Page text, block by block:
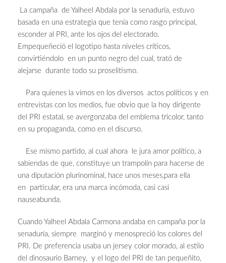
La campaña de Yalheel Abdala por la senaduría, estuvo
basada en una estrategia que tenía como rasgo principal,
esconder al PRI, ante los ojos del electorado.
Empequeñeció el logotipo hasta niveles críticos,
convirtiéndolo en un punto negro del cual, trató de
alejarse durante todo su proselitismo.
Para quienes la vimos en los diversos actos políticos y en
entrevistas con los medios, fue obvio que la hoy dirigente
del PRI estatal, se avergonzaba del emblema tricolor, tanto
en su propaganda, como en el discurso.
Ese mismo partido, al cual ahora le jura amor político, a
sabiendas de que, constituye un trampolín para hacerse de
una diputación plurinominal, hace unos meses,para ella
en particular, era una marca incómoda, casi casi
nauseabunda.
Cuando Yalheel Abdala Carmona andaba en campaña por la
senaduría, siempre marginó y menospreció los colores del
PRI. De preferencia usaba un jersey color morado, al estilo
del dinosaurio Barney, y el logo del PRI de tan pequeñito,